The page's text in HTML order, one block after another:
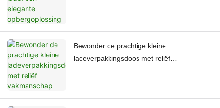
Bewonder de prachtige kleine
ladeverpakkingsdoos met reliëf